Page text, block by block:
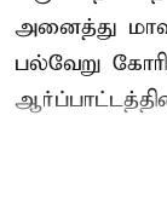
அனைத்து
பல்வேறு